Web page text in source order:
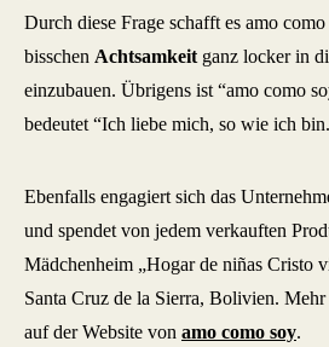
Durch diese Frage schafft es amo
bisschen Achtsamkeit ganz locker in
einzubauen. Übrigens ist “amo como
bedeutet “Ich liebe mich, so wie ich
Ebenfalls engagiert sich das
und spendet von jedem verkauften
Mädchenheim „Hogar de niñas Cristo
Santa Cruz de la Sierra, Bolivien.
auf der Website von amo como soy.